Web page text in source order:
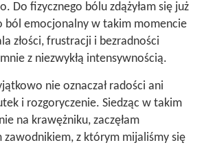
Do fizycznego bólu zdążyłam się już
ból emocjonalny w takim momencie
złości, frustracji i bezradności
z niezwykłą intensywnością.
nie oznaczał radości ani
i rozgoryczenie. Siedząc w takim
na krawężniku, zaczęłam
zawodnikiem, z którym mijaliśmy się